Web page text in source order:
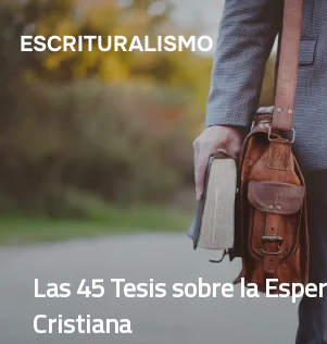
Skip
content
ESCRITURALISMO
Las 45 Tesis sobre la
Cristiana